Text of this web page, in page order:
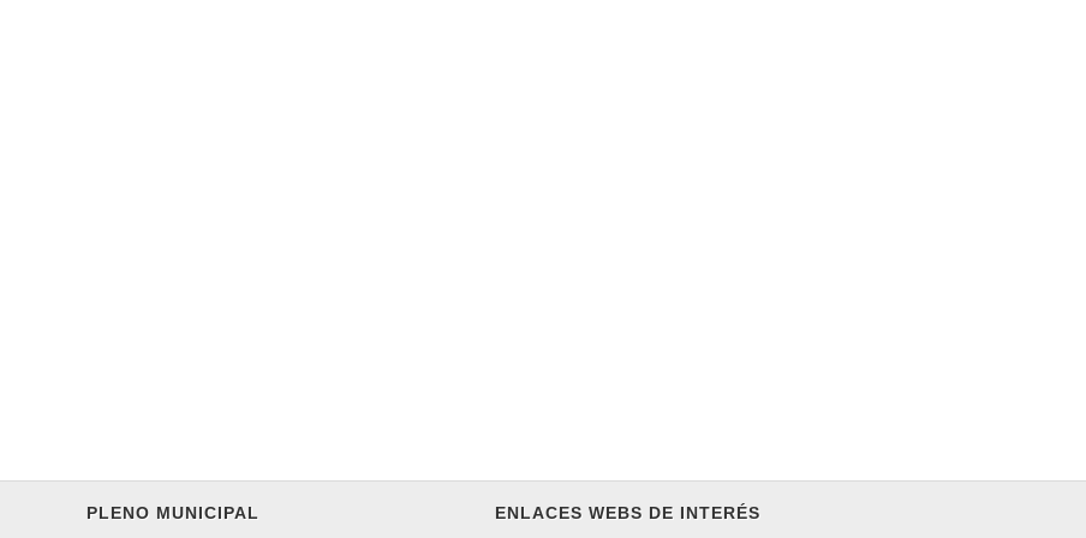
PLENO MUNICIPAL
ENLACES WEBS DE INTERÉS